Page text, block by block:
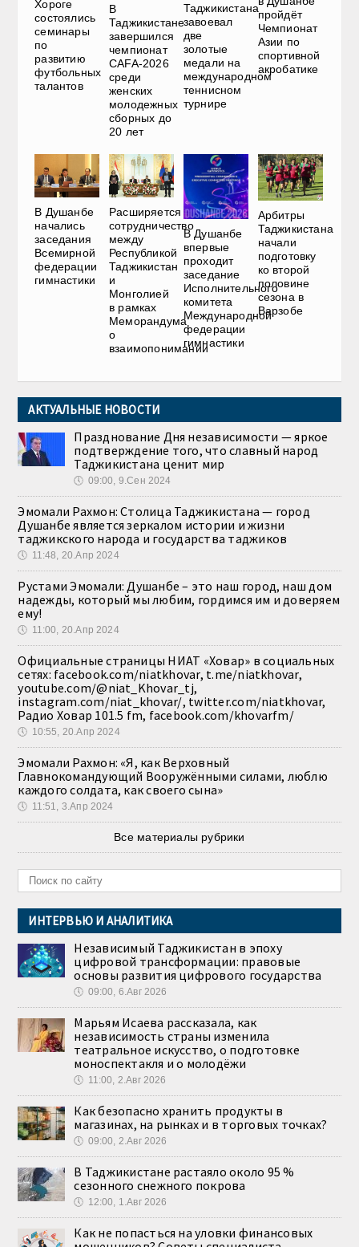
Хороге
состоялись
семинары
по
развитию
футбольных
талантов
В
Таджикистане
завершился
чемпионат
CAFA-2026
среди
женских
молодежных
сборных до
20 лет
Таджикистана
завоевал
две
золотые
медали на
международном
теннисном
турнире
пройдёт
Чемпионат
Азии по
спортивной
акробатике
В Душанбе
начались
заседания
Всемирной
федерации
гимнастики
Расширяется
сотрудничество
между
Республикой
Таджикистан
и
Монголией
в рамках
Меморандума
о
взаимопонимании
В Душанбе
впервые
проходит
заседание
Исполнительного
комитета
Международной
федерации
гимнастики
Арбитры
Таджикистана
начали
подготовку
ко второй
половине
сезона в
Варзобе
АКТУАЛЬНЫЕ НОВОСТИ
Празднование Дня независимости — яркое
подтверждение того, что славный народ
Таджикистана ценит мир
🕔 09:00, 9.Сен 2024
Эмомали Рахмон: Столица Таджикистана — город
Душанбе является зеркалом истории и жизни
таджикского народа и государства таджиков
🕔 11:48, 20.Апр 2024
Рустами Эмомали: Душанбе – это наш город, наш дом
надежды, который мы любим, гордимся им и доверяем
ему!
🕔 11:00, 20.Апр 2024
Официальные страницы НИАТ «Ховар» в социальных
сетях: facebook.com/niatkhovar, t.me/niatkhovar,
youtube.com/@niat_Khovar_tj,
instagram.com/niat_khovar/, twitter.com/niatkhovar,
Радио Ховар 101.5 fm, facebook.com/khovarfm/
🕔 10:55, 20.Апр 2024
Эмомали Рахмон: «Я, как Верховный
Главнокомандующий Вооружёнными силами, люблю
каждого солдата, как своего сына»
🕔 11:51, 3.Апр 2024
Все материалы рубрики
ИНТЕРВЬЮ И АНАЛИТИКА
Независимый Таджикистан в эпоху
цифровой трансформации: правовые
основы развития цифрового государства
🕔 09:00, 6.Авг 2026
Марьям Исаева рассказала, как
независимость страны изменила
театральное искусство, о подготовке
моноспектакля и о молодёжи
🕔 11:00, 2.Авг 2026
Как безопасно хранить продукты в
магазинах, на рынках и в торговых точках?
🕔 09:00, 2.Авг 2026
В Таджикистане растаяло около 95 %
сезонного снежного покрова
🕔 12:00, 1.Авг 2026
Как не попасться на уловки финансовых